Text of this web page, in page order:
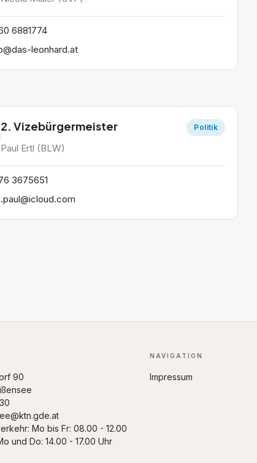
6881774
leonhard.at
2. Vizebürgermeister
Paul Ertl (BLW)
Politik
3675651
90
Mo bis Fr: 08.00 - 12.00
und Do: 14.00 - 17.00 Uhr
NAVIGATION
Impressum